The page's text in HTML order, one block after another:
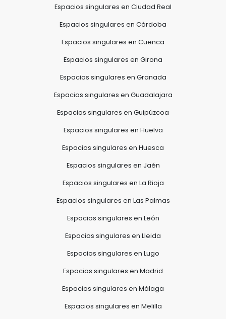
Espacios singulares en Ciudad Real
Espacios singulares en Córdoba
Espacios singulares en Cuenca
Espacios singulares en Girona
Espacios singulares en Granada
Espacios singulares en Guadalajara
Espacios singulares en Guipúzcoa
Espacios singulares en Huelva
Espacios singulares en Huesca
Espacios singulares en Jaén
Espacios singulares en La Rioja
Espacios singulares en Las Palmas
Espacios singulares en León
Espacios singulares en Lleida
Espacios singulares en Lugo
Espacios singulares en Madrid
Espacios singulares en Málaga
Espacios singulares en Melilla